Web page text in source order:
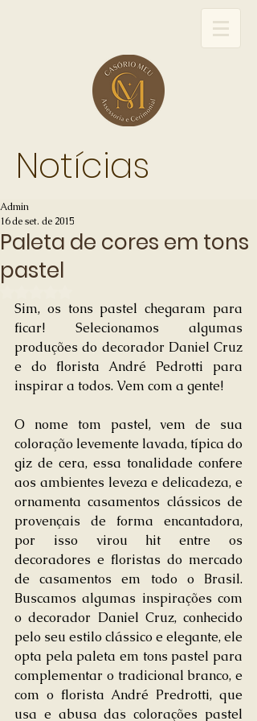
Notícias
Paleta de cores em tons
pastel
Admin
16 de set. de 2015
Sim, os tons pastel chegaram para
ficar! Selecionamos algumas
produções do decorador Daniel Cruz
e do florista André Pedrotti para
inspirar a todos. Vem com a gente!
O nome tom pastel, vem de sua
coloração levemente lavada, típica do
giz de cera, essa tonalidade confere
aos ambientes leveza e delicadeza, e
ornamenta casamentos clássicos de
provençais de forma encantadora,
por isso virou hit entre os
decoradores e floristas do mercado
de casamentos em todo o Brasil.
Buscamos algumas inspirações com
o decorador Daniel Cruz, conhecido
pelo seu estilo clássico e elegante, ele
opta pela paleta em tons pastel para
complementar o tradicional branco, e
com o florista André Predrotti, que
usa e abusa das colorações pastel